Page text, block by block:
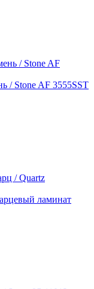
/ Stone AF 3555SST
ламинат